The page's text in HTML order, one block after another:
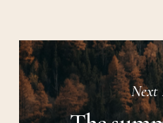
Next